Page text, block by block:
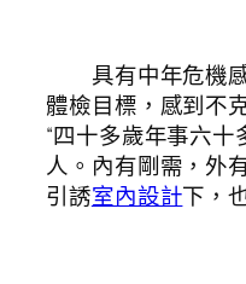
具有中年危機感
體檢目標，感到不
“四十多歲年事六十
人。內有剛需，外
引誘室內設計下，